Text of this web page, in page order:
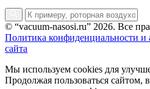
© “vacuum-nasosi.ru” 2026. Все
Политика конфиденциальности и
сайта
Мы используем cookies для
Продолжая пользоваться сайтом,